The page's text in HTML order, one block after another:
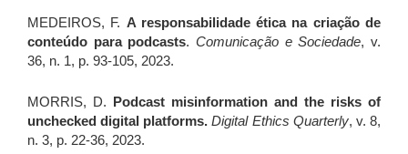
MEDEIROS, F. A responsabilidade ética na criação de
conteúdo para podcasts.Comunicação e Sociedade, v.
36, n. 1, p. 93-105, 2023.
MORRIS, D. Podcast misinformation and the risks of
unchecked digital platforms.Digital Ethics Quarterly, v. 8,
n. 3, p. 22-36, 2023.